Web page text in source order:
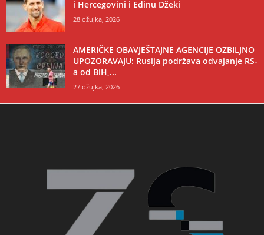
i Hercegovini i Edinu Džeki
28 ožujka, 2026
AMERIČKE OBAVJEŠTAJNE AGENCIJE OZBILJNO
UPOZORAVAJU: Rusija podržava odvajanje RS-
a od BiH,...
27 ožujka, 2026